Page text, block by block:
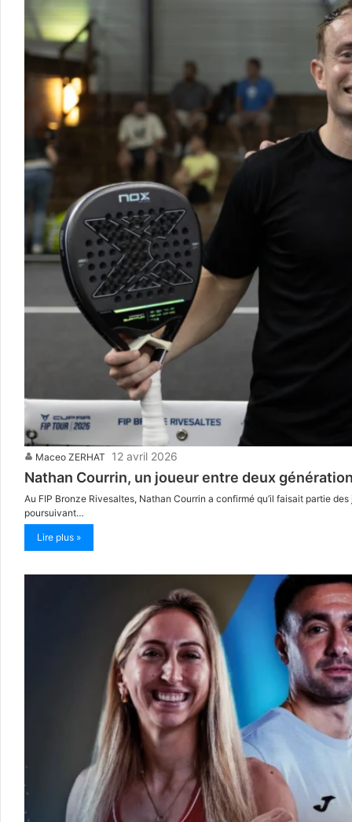
Maceo ZERHAT 12 avril 2026
Nathan Courrin, un joueur entre deux
Au FIP Bronze Rivesaltes, Nathan Courrin a confirmé qu’il faisait partie
poursuivant…
Lire plus »